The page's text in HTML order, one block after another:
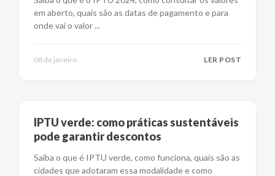
em aberto, quais são as datas de pagamento e para
onde vai o valor...
08 de janeiro LER POST
IPTU verde: como práticas sustentáveis
pode garantir descontos
Saiba o que é IPTU verde, como funciona, quais são as
cidades que adotaram essa modalidade e como